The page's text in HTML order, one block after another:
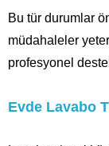
Bu tür durumlar
müdahaleler
profesyonel
Evde Lavabo